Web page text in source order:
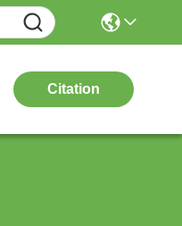
Citation